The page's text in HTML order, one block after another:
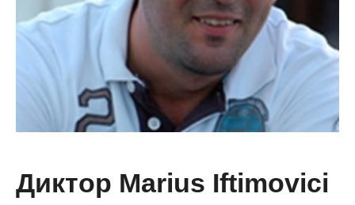
Диктор Marius Iftimovici